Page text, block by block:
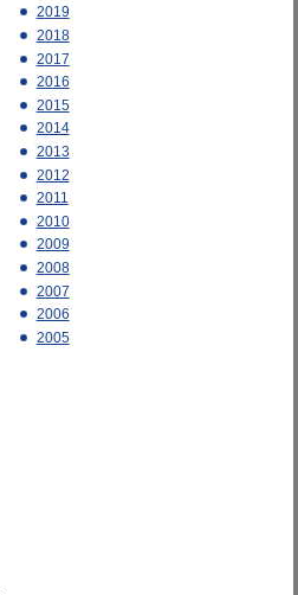
2019
2018
2017
2016
2015
2014
2013
2012
2011
2010
2009
2008
2007
2006
2005